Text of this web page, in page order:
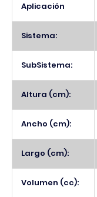
Aplicación
Sistema:
SubSistema:
Altura (cm):
Ancho (cm):
Largo (cm):
Volumen (cc):